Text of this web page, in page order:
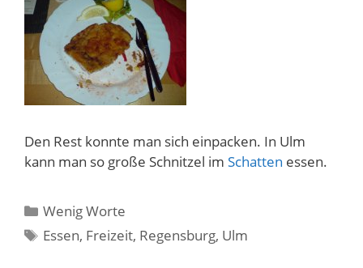
Den Rest konnte man sich einpacken. In Ulm
kann man so große Schnitzel im Schatten essen.
Kategorien
Wenig Worte
Schlagwörter
Essen, Freizeit, Regensburg, Ulm